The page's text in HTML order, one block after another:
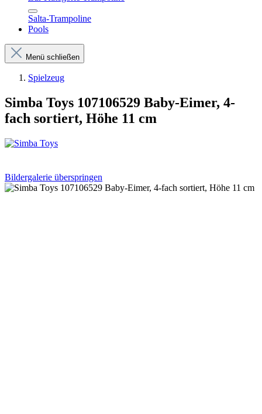
Salta-Trampoline
Pools
Menü schließen
Spielzeug
Simba Toys 107106529 Baby-Eimer, 4-
fach sortiert, Höhe 11 cm
Bildergalerie überspringen